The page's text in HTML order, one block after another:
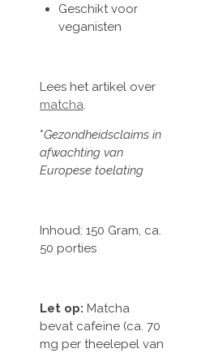
Geschikt voor
veganisten
Lees het artikel over
matcha.
*Gezondheidsclaims in
afwachting van
Europese toelating
Inhoud: 150 Gram, ca.
50 porties
Let op: Matcha
bevat cafeïne (ca. 70
mg per theelepel van